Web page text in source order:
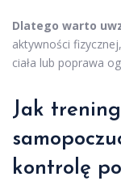
Dlatego warto
aktywności
ciała lub poprawa
Jak
kontrolę